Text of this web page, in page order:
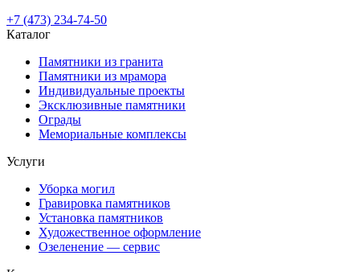
+7 (473) 234-74-50
Каталог
Памятники из гранита
Памятники из мрамора
Индивидуальные проекты
Эксклюзивные памятники
Ограды
Мемориальные комплексы
Услуги
Уборка могил
Гравировка памятников
Установка памятников
Художественное оформление
Озеленение — сервис